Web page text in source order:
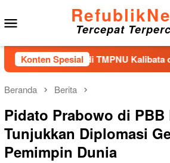
ke
konten
Tercepat
Konten Spesial
Bunga di TMPNU Kalibata dalam
Beranda Berita
Pidato Prabowo di PBB
Tunjukkan Diplomasi
Pemimpin Dunia